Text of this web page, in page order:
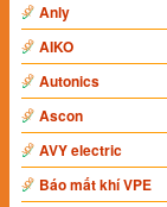
Anly
AIKO
Autonics
Ascon
AVY electric
Báo mất khí VPE